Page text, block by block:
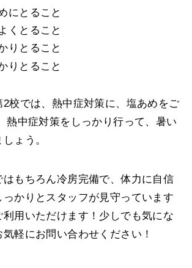
にとること
くとること
りとること
りとること
2校では、熱中症対策に、塩あめをご
熱中症対策をしっかり行って、暑い
ょう。
はもちろん冷房完備で、体力に自信
っかりとスタッフが見守っています
用いただけます！少しでも気にな
軽にお問い合わせください！